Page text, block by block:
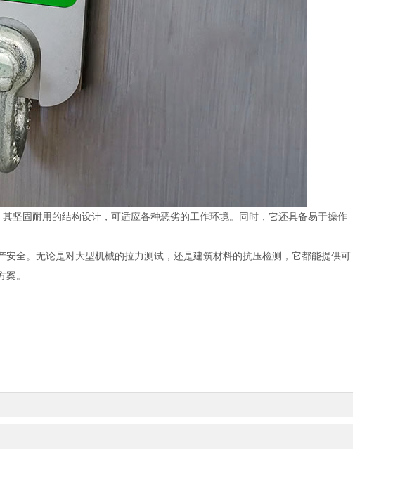
坚固耐用的结构设计，可适应各种恶劣的工作环境。同时，它还具备易于操作
全。无论是对大型机械的拉力测试，还是建筑材料的抗压检测，它都能提供可
。